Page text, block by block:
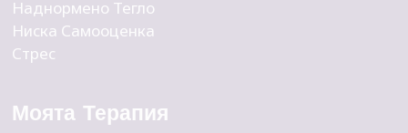
Наднормено Тегло
Ниска Самооценка
Стрес
Моята Терапия